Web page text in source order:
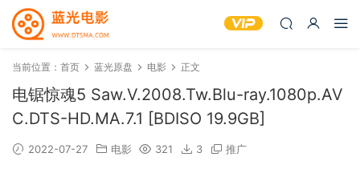
当前位置： 首页 蓝光原盘 电影 正文
电锯惊魂5 Saw.V.2008.Tw.Blu-ray.1080p.AV
C.DTS-HD.MA.7.1 [BDISO 19.9GB]
2022-07-27 电影 321 3 推广